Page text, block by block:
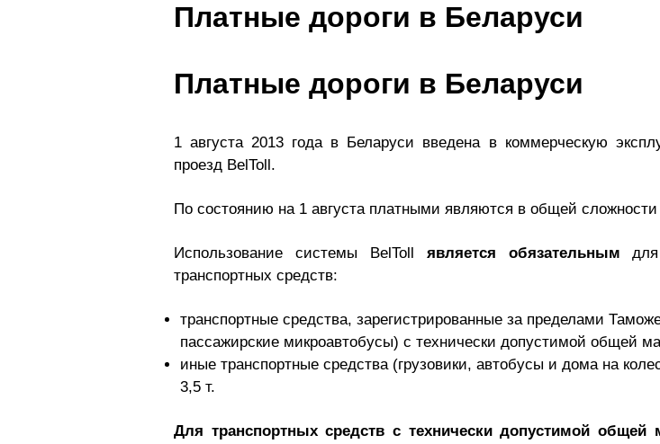
Платные дороги в Беларуси
Платные дороги в Беларуси
1 августа 2013 года в Беларуси введена в коммерческую
проезд BelToll.
По состоянию на 1 августа платными являются в общей сложности
Использование системы BelToll является обязательным
транспортных средств:
транспортные средства, зарегистрированные за пределами
пассажирские микроавтобусы) с технически допустимой общей
иные транспортные средства (грузовики, автобусы и дома на
3,5 т.
Для транспортных средств с технически допустимой